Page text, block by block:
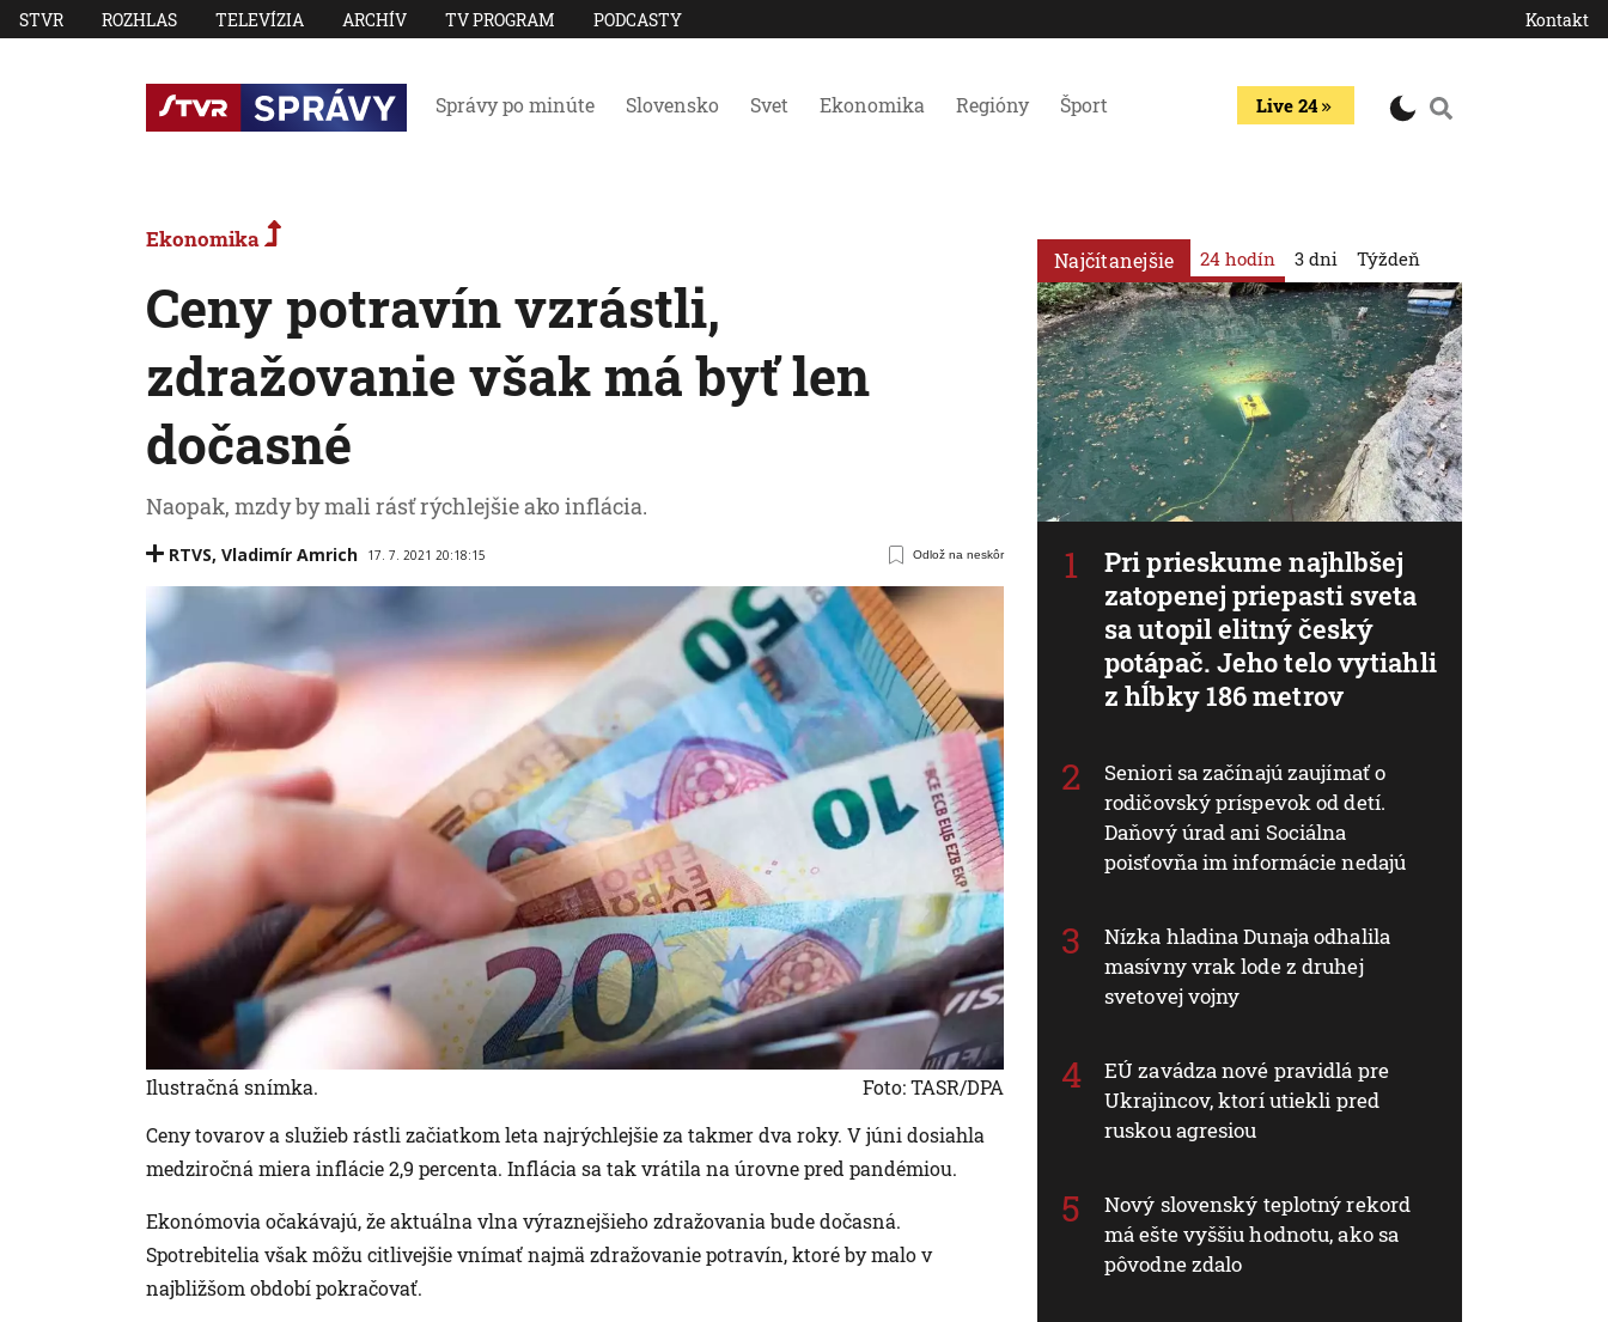
STVR ROZHLAS TELEVÍZIA ARCHÍV TV PROGRAM PODCASTY Kontakt
Správy po minúte Slovensko Svet Ekonomika Regióny Šport Live 24
Ekonomika
Ceny potravín vzrástli,
zdražovanie však má byť len
dočasné
Naopak, mzdy by mali rásť rýchlejšie ako inflácia.
RTVS, Vladimír Amrich 17. 7. 2021 20:18:15 Odlož na neskôr
Ilustračná snímka.
Foto: TASR/DPA
Ceny tovarov a služieb rástli začiatkom leta najrýchlejšie za takmer dva roky. V júni dosiahla
medziročná miera inflácie 2,9 percenta. Inflácia sa tak vrátila na úrovne pred pandémiou.
Ekonómovia očakávajú, že aktuálna vlna výraznejšieho zdražovania bude dočasná.
Spotrebitelia však môžu citlivejšie vnímať najmä zdražovanie potravín, ktoré by malo v
najbližšom období pokračovať.
Najčítanejšie 24 hodín
Pri prieskume najhlbšej
zatopenej priepasti sveta
sa utopil elitný český
potápač. Jeho telo vytiahli
z hĺbky 186 metrov
Seniori sa začínajú zaujímať o
rodičovský príspevok od detí.
Daňový úrad ani Sociálna
poisťovňa im informácie nedajú
Nízka hladina Dunaja odhalila
masívny vrak lode z druhej
svetovej vojny
EÚ zavádza nové pravidlá pre
Ukrajincov, ktorí utiekli pred
ruskou agresiou
Nový slovenský teplotný rekord
má ešte vyššiu hodnotu, ako sa
pôvodne zdalo
3 dni Týždeň